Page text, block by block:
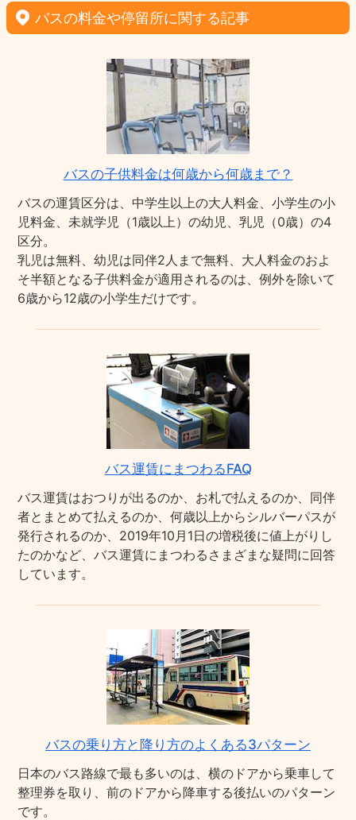
バスの料金や停留所に関する記事
バスの子供料金は何歳から何歳まで？
バスの運賃区分は、中学生以上の大人料金、小学生の小
児料金、未就学児（1歳以上）の幼児、乳児（0歳）の4
区分。
乳児は無料、幼児は同伴2人まで無料、大人料金のおよ
そ半額となる子供料金が適用されるのは、例外を除いて
6歳から12歳の小学生だけです。
バス運賃にまつわるFAQ
バス運賃はおつりが出るのか、お札で払えるのか、同伴
者とまとめて払えるのか、何歳以上からシルバーパスが
発行されるのか、2019年10月1日の増税後に値上がりし
たのかなど、バス運賃にまつわるさまざまな疑問に回答
しています。
バスの乗り方と降り方のよくある3パターン
日本のバス路線で最も多いのは、横のドアから乗車して
整理券を取り、前のドアから降車する後払いのパターン
です。